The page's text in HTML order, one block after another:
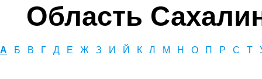
Область
А Б В Г Д Е Ж З И Й К Л М Н О П Р С Т